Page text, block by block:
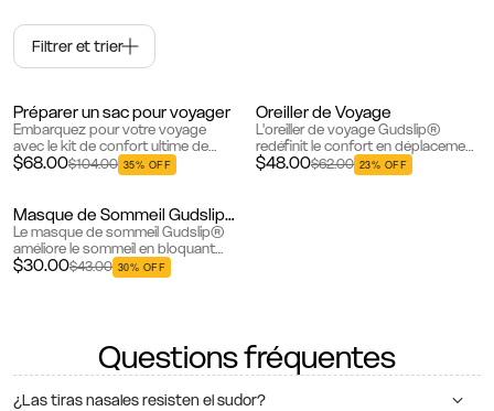
Filtrer et trier
Besteller
Préparer un sac pour voyager
Embarquez pour votre voyage
avec le kit de confort ultime de
voyage de Gudslip®. Notre pack
de voyage spécialement conçu
pr...
$68.00$104.00 35% OFF
Bestseller
Oreiller de Voyage
L'oreiller de voyage Gudslip®
redéfinit le confort en déplacement
grâce à son design avancé et ses
matériaux de qualité supérieure.
$48.00$62.00 23% OFF
Masque de Sommeil Gudslip® (Noir)
Le masque de sommeil Gudslip®
améliore le sommeil en bloquant
efficacement toute lumière.
Fabriqué en matériau doux et
$30.00$43.00 30% OFF
Questions fréquentes
¿Las tiras nasales resisten el sudor?